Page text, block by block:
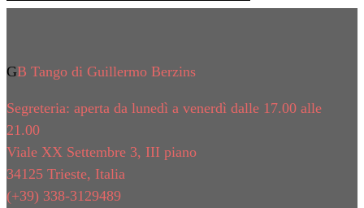
GB Tango di Guillermo Berzins
Segreteria: aperta da lunedì a venerdì dalle 17.00 alle
21.00
Viale XX Settembre 3, III piano
34125 Trieste, Italia
(+39) 338-3129489